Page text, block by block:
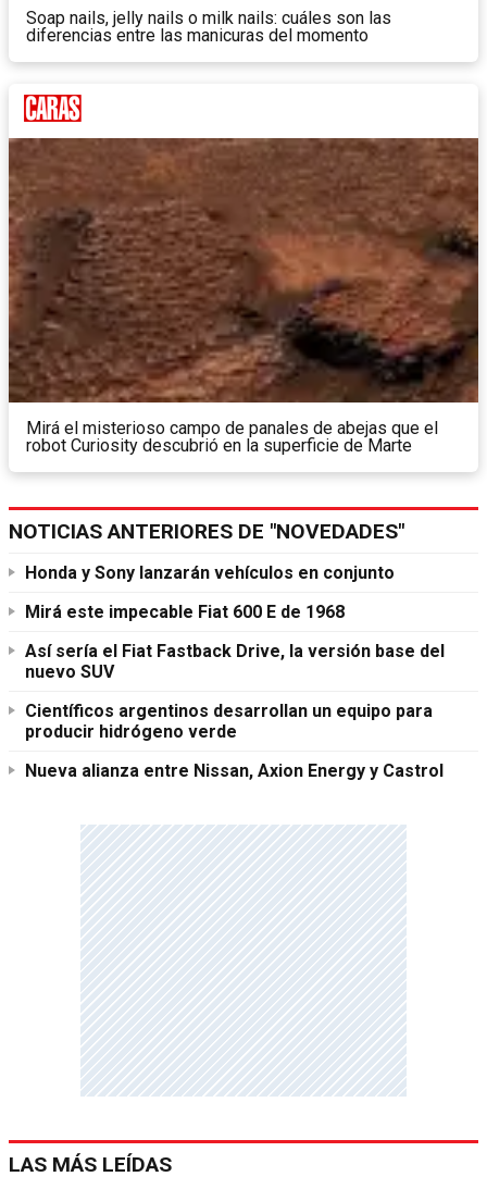
Soap nails, jelly nails o milk nails: cuáles son las
diferencias entre las manicuras del momento
Mirá el misterioso campo de panales de abejas que el
robot Curiosity descubrió en la superficie de Marte
NOTICIAS ANTERIORES DE "NOVEDADES"
Honda y Sony lanzarán vehículos en conjunto
Mirá este impecable Fiat 600 E de 1968
Así sería el Fiat Fastback Drive, la versión base del
nuevo SUV
Científicos argentinos desarrollan un equipo para
producir hidrógeno verde
Nueva alianza entre Nissan, Axion Energy y Castrol
LAS MÁS LEÍDAS